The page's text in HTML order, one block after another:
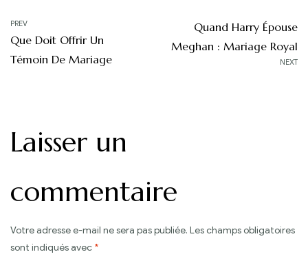
Navigation
de
PREV
Que Doit Offrir Un
Témoin De Mariage
NEXT
Quand Harry Épouse
Meghan : Mariage Royal
Laisser un
commentaire
Votre adresse e-mail ne sera pas publiée. Les champs obligatoires
sont indiqués avec *